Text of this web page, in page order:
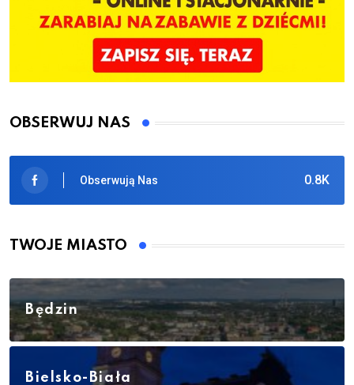
OBSERWUJ NAS
0.8K
Obserwują Nas
TWOJE MIASTO
Będzin
Bielsko-Biała